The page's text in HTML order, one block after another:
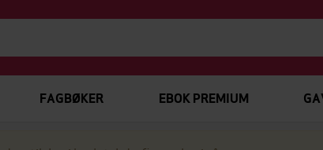
FAGBØKER EBOK PREMIUM